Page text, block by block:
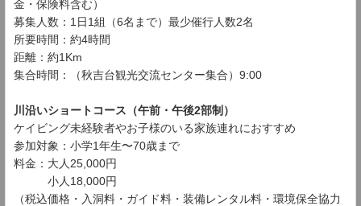
金・保険料含む）
募集人数：1日1組（6名まで）最少催行人数2名
所要時間：約4時間
距離：約1Km
集合時間：（秋吉台観光交流センター集合）9:00
川沿いショートコース（午前・午後2部制）
ケイビング未経験者やお子様のいる家族連れにおすすめ
参加対象：小学1年生〜70歳まで
料金：大人25,000円
小人18,000円
（税込価格・入洞料・ガイド料・装備レンタル料・環境保全協力